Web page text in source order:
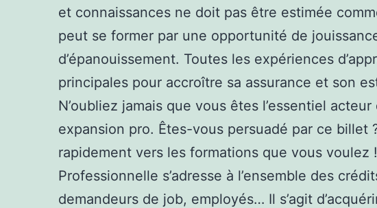
et connaissances ne doit pas être estimée
peut se former par une opportunité de
d’épanouissement. Toutes les expériences
principales pour accroître sa assurance et son
N’oubliez jamais que vous êtes l’essentiel
expansion pro. Êtes-vous persuadé par ce billet
rapidement vers les formations que vous voulez
Professionnelle s’adresse à l’ensemble des
demandeurs de job, employés… Il s’agit